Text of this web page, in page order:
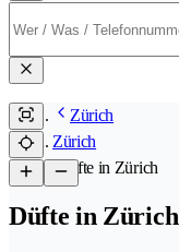
Zürich
Zürich
/Düfte in Zürich
Düfte in Zürich